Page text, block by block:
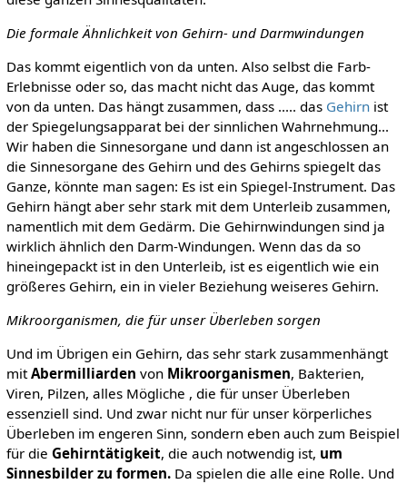
Die formale Ähnlichkeit von Gehirn- und Darmwindungen
Das kommt eigentlich von da unten. Also selbst die Farb-
Erlebnisse oder so, das macht nicht das Auge, das kommt
von da unten. Das hängt zusammen, dass ..... das Gehirnist
der Spiegelungsapparat bei der sinnlichen Wahrnehmung...
Wir haben die Sinnesorgane und dann ist angeschlossen an
die Sinnesorgane des Gehirn und des Gehirns spiegelt das
Ganze, könnte man sagen: Es ist ein Spiegel-Instrument. Das
Gehirn hängt aber sehr stark mit dem Unterleib zusammen,
namentlich mit dem Gedärm. Die Gehirnwindungen sind ja
wirklich ähnlich den Darm-Windungen. Wenn das da so
hineingepackt ist in den Unterleib, ist es eigentlich wie ein
größeres Gehirn, ein in vieler Beziehung weiseres Gehirn.
Mikroorganismen, die für unser Überleben sorgen
Und im Übrigen ein Gehirn, das sehr stark zusammenhängt
mitAbermilliarden von Mikroorganismen, Bakterien,
Viren, Pilzen, alles Mögliche , die für unser Überleben
essenziell sind. Und zwar nicht nur für unser körperliches
Überleben im engeren Sinn, sondern eben auch zum Beispiel
für die Gehirntätigkeit, die auch notwendig ist, um
Sinnesbilder zu formen.Da spielen die alle eine Rolle. Und